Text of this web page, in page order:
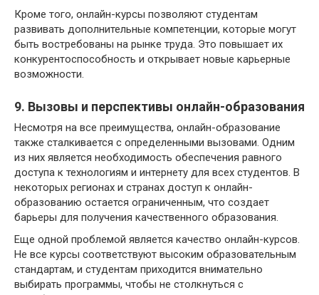
Кроме того, онлайн-курсы позволяют студентам
развивать дополнительные компетенции, которые могут
быть востребованы на рынке труда. Это повышает их
конкурентоспособность и открывает новые карьерные
возможности.
9. Вызовы и перспективы онлайн-образования
Несмотря на все преимущества, онлайн-образование
также сталкивается с определенными вызовами. Одним
из них является необходимость обеспечения равного
доступа к технологиям и интернету для всех студентов. В
некоторых регионах и странах доступ к онлайн-
образованию остается ограниченным, что создает
барьеры для получения качественного образования.
Еще одной проблемой является качество онлайн-курсов.
Не все курсы соответствуют высоким образовательным
стандартам, и студентам приходится внимательно
выбирать программы, чтобы не столкнуться с